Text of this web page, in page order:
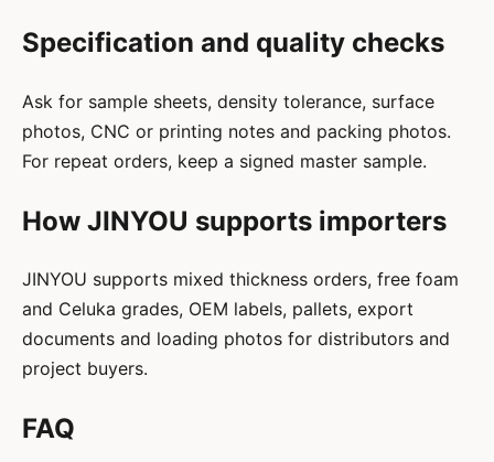
Specification and quality checks
Ask for sample sheets, density tolerance, surface
photos, CNC or printing notes and packing photos.
For repeat orders, keep a signed master sample.
How JINYOU supports importers
JINYOU supports mixed thickness orders, free foam
and Celuka grades, OEM labels, pallets, export
documents and loading photos for distributors and
project buyers.
FAQ